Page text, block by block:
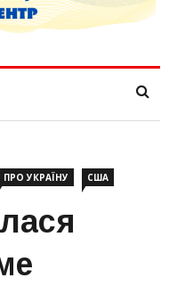
ПРО УКРАЇНУ США